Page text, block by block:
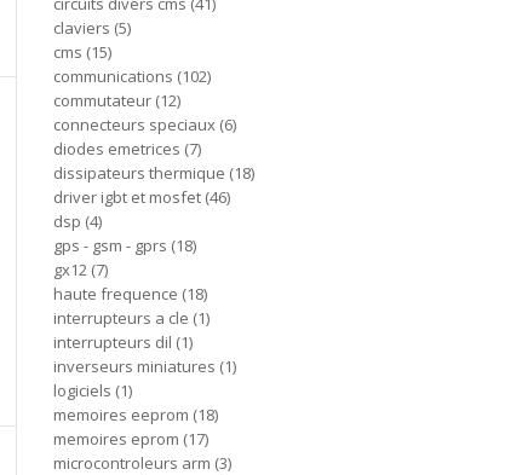
claviers 5
cms 15
communications 102
commutateur 12
connecteurs speciaux 6
diodes emetrices 7
dissipateurs thermique 18
driver igbt et mosfet 46
dsp 4
gps - gsm - gprs 18
gx12 7
haute frequence 18
interrupteurs a cle 1
interrupteurs dil 1
inverseurs miniatures 1
logiciels 1
memoires eeprom 18
memoires eprom 17
microcontroleurs arm 3